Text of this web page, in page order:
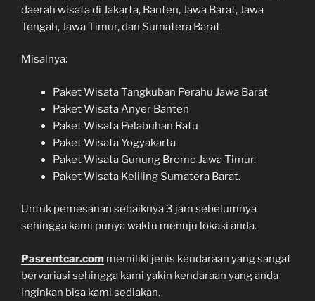
daerah wisata di Jakarta, Banten, Jawa Barat, Jawa
Tengah, Jawa Timur, dan Sumatera Barat.
Misalnya:
Paket Wisata Tangkuban Perahu Jawa Barat
Paket Wisata Anyer Banten
Paket Wisata Pelabuhan Ratu
Paket Wisata Yogyakarta
Paket Wisata Gunung Bromo Jawa Timur.
Paket Wisata Keliling Sumatera Barat.
Untuk pemesanan sebaiknya 3 jam sebelumnya
sehingga kami punya waktu menuju lokasi anda.
Pasrentcar.com memiliki jenis kendaraan yang sangat
bervariasi sehingga kami yakin kendaraan yang anda
inginkan bisa kami sediakan.